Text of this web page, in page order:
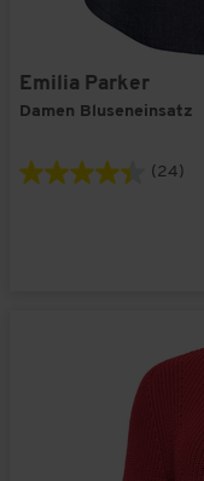
Emilia Parker
Damen Bluseneinsatz
(24)